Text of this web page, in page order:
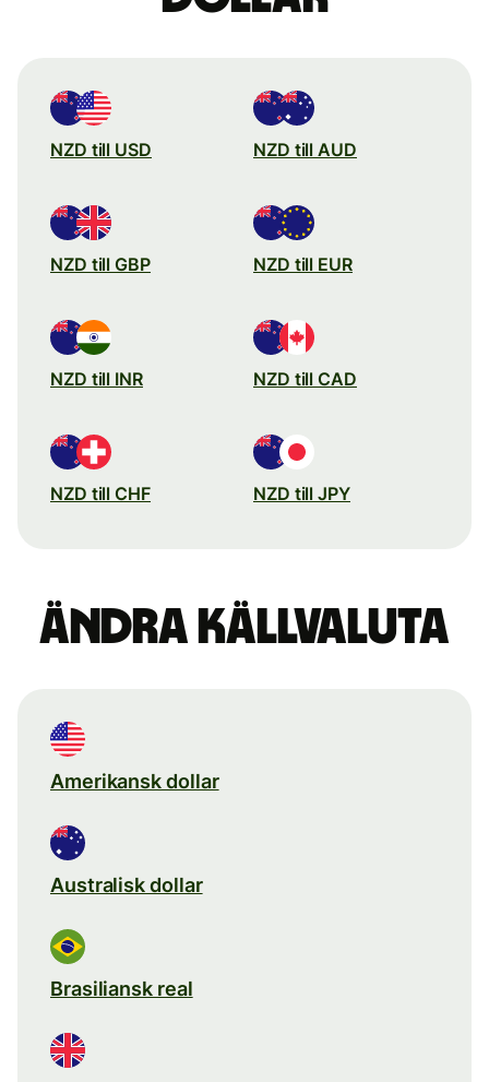
NZD till USD NZD till AUD
NZD till GBP NZD till EUR
NZD till INR NZD till CAD
NZD till CHF NZD till JPY
Ändra källvaluta
Amerikansk dollar
Australisk dollar
Brasiliansk real